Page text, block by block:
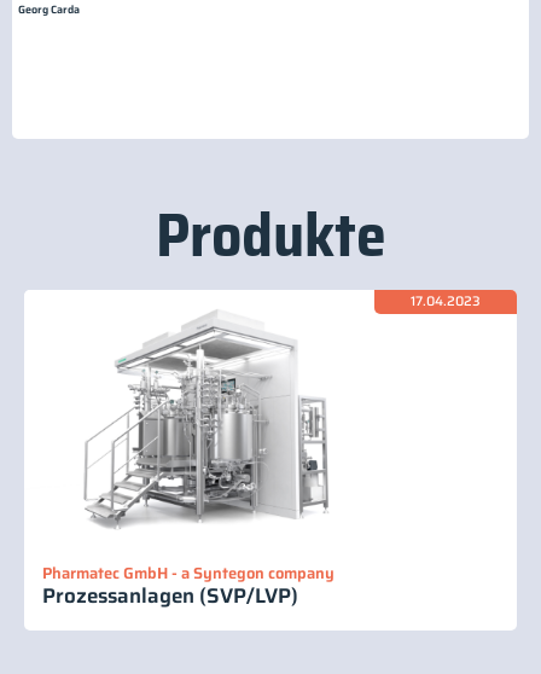
Georg Carda
Produkte
17.04.2023
Pharmatec GmbH - a Syntegon company
Prozessanlagen (SVP/LVP)